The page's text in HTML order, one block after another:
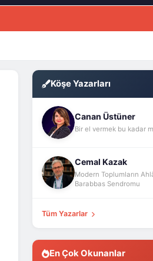
Köşe Yazarları
Canan Üstüner
Bir el vermek bu kadar
Cemal Kazak
Modern Toplumların
Barabbas Sendromu
Tüm Yazarlar
En Çok Okunanlar